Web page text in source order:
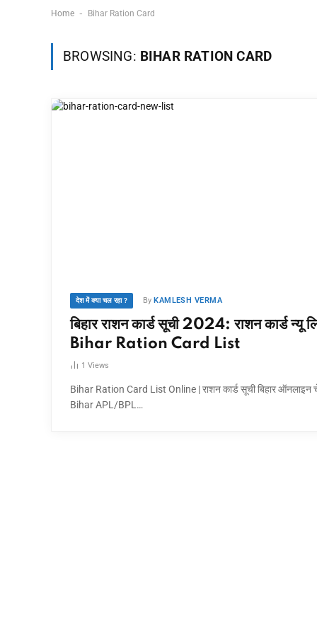
Home - Bihar Ration Card
BROWSING: BIHAR RATION CARD
देश में क्या चल रहा ? By KAMLESH VERMA
बिहार राशन कार्ड सूची 2024: राशन कार्ड न्यू
Bihar Ration Card List
1 Views
Bihar Ration Card List Online | राशन कार्ड सूची बिहार ऑनलाइन
Bihar APL/BPL…
अयोध्या राम मंदिर दर्शन:
04/08/2026
Independence